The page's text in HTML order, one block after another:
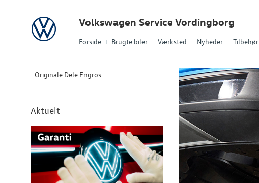
Forside Brugte biler Værksted Nyheder Tilbehør
Volkswagen Volkswagen Service Vordingborg
Originale Dele Engros
Aktuelt